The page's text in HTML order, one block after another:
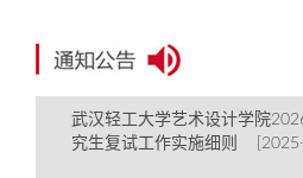
武汉轻工大学艺术设计学院
究生复试工作实施细则